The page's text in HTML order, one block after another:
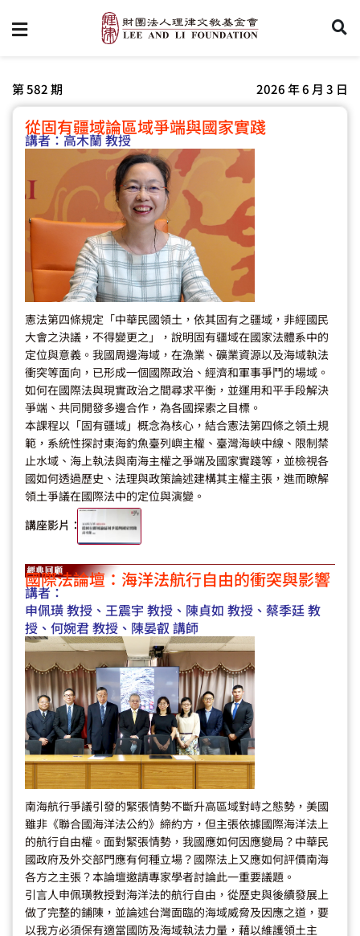
第 582 期 2026 年 6 月 3 日
從固有疆域論區域爭端與國家實踐
講者：高木蘭 教授
憲法第四條規定「中華民國領土，依其固有之疆域，非經國民
大會之決議，不得變更之」，說明固有疆域在國家法體系中的
定位與意義。我國周邊海域，在漁業、礦業資源以及海域執法
衝突等面向，已形成一個國際政治、經濟和軍事爭鬥的場域。
如何在國際法與現實政治之間尋求平衡，並運用和平手段解決
爭端、共同開發多邊合作，為各國探索之目標。
本課程以「固有疆域」概念為核心，結合憲法第四條之領土規
範，系統性探討東海釣魚臺列嶼主權、臺灣海峽中線、限制禁
止水域、海上執法與南海主權之爭端及國家實踐等，並檢視各
國如何透過歷史、法理與政策論述建構其主權主張，進而瞭解
領土爭議在國際法中的定位與演變。
講座影片：
國際法論壇：海洋法航行自由的衝突與影響
講者：
申佩璜 教授、王震宇 教授、陳貞如 教授、蔡季廷 教
授、何婉君 教授、陳晏叡 講師
南海航行爭議引發的緊張情勢不斷升高區域對峙之態勢，美國
雖非《聯合國海洋法公約》締約方，但主張依據國際海洋法上
的航行自由權。面對緊張情勢，我國應如何因應變局？中華民
國政府及外交部門應有何種立場？國際法上又應如何評價南海
各方之主張？本論壇邀請專家學者討論此一重要議題。
引言人申佩璜教授對海洋法的航行自由，從歷史與後續發展上
做了完整的鋪陳，並論述台灣面臨的海域威脅及因應之道，要
以我方必須保有適當國防及海域執法力量，藉以維護領土主